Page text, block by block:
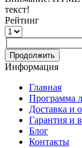
текст!
Рейтинг
Продолжить
Информация
Главная
Программа
Доставка и
Гарантия и
Блог
Контакты